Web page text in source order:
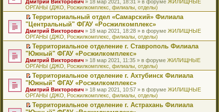
ю
б
щ
е
н
и
ю
м
у
с
о
о
б
щ
е
н
и
ю
т
а
н
н
о
м
у
с
о
о
б
щ
е
н
и
ю
п
р
о
ч
и
т
а
н
н
о
м
у
с
о
о
б
щ
е
н
о
м
у
н
е
п
р
о
ч
и
т
а
н
н
о
м
у
с
о
к
п
е
р
в
о
м
у
н
е
п
р
о
ч
и
т
а
н
н
р
е
й
т
и
к
п
е
р
в
о
м
у
н
е
п
р
о
ч
Дмитрий Викторович » 18 мар 2021, 18:31 » в форуме ЖИЛИЩНЫЕ
ОРГАНЫ (ДЖО, Росжилкомплекс, филиалы, отделы)
П
е
р
е
й
т
и
к
п
е
р
в
о
м
у
н
Территориальный отдел «Самарский» Филиала
"Центральный" ФГАУ «Росжилкомплекс»
Дмитрий Викторович » 18 мар 2021, 18:28 » в форуме ЖИЛИЩНЫЕ
ОРГАНЫ (ДЖО, Росжилкомплекс, филиалы, отделы)
П
е
р
е
й
т
и
к
п
е
р
Территориальное отделение г. Ставрополь Филиала
"Южный" ФГАУ «Росжилкомплекс»
Дмитрий Викторович » 18 мар 2021, 11:35 » в форуме ЖИЛИЩНЫЕ
ОРГАНЫ (ДЖО, Росжилкомплекс, филиалы, отделы)
П
е
р
е
й
т
Территориальное отделение г. Ахтубинск Филиала
"Южный" ФГАУ «Росжилкомплекс»
Дмитрий Викторович » 18 мар 2021, 10:57 » в форуме ЖИЛИЩНЫЕ
ОРГАНЫ (ДЖО, Росжилкомплекс, филиалы, отделы)
П
Территориальное отделение г. Астрахань Филиала